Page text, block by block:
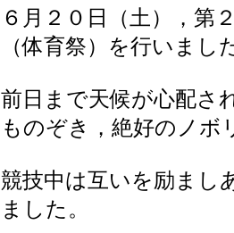
６月２０日（土），第
（体育祭）を行いまし
前日まで天候が心配さ
ものぞき，絶好のノボ
競技中は互いを励まし
ました。